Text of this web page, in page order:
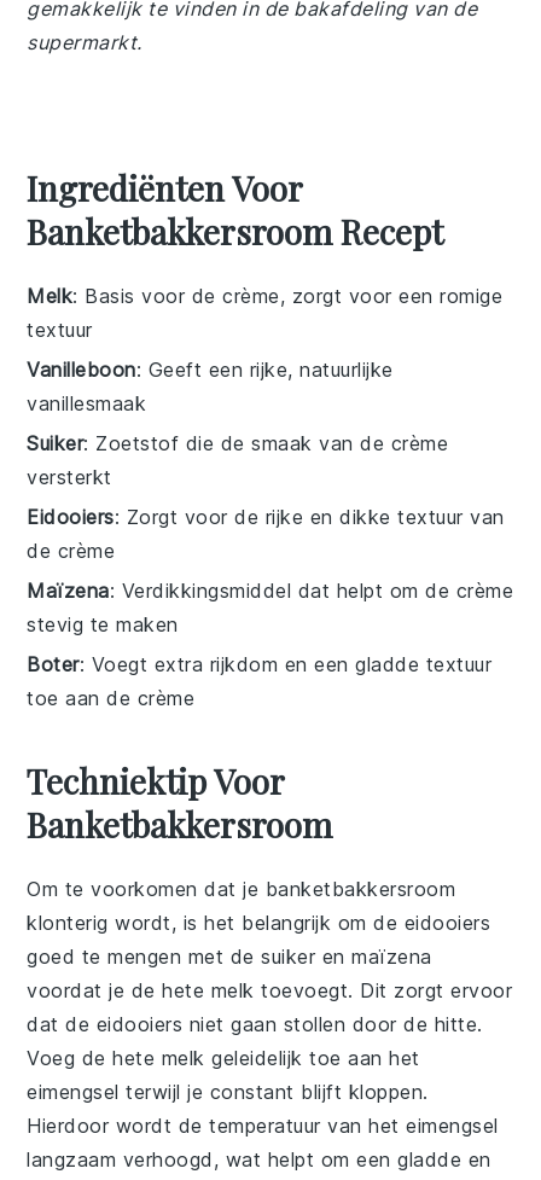
gemakkelijk te vinden in de bakafdeling van de
supermarkt.
Ingrediënten Voor
Banketbakkersroom Recept
Melk: Basis voor de crème, zorgt voor een romige
textuur
Vanilleboon: Geeft een rijke, natuurlijke
vanillesmaak
Suiker: Zoetstof die de smaak van de crème
versterkt
Eidooiers: Zorgt voor de rijke en dikke textuur van
de crème
Maïzena: Verdikkingsmiddel dat helpt om de crème
stevig te maken
Boter: Voegt extra rijkdom en een gladde textuur
toe aan de crème
Techniektip Voor
Banketbakkersroom
Om te voorkomen dat je banketbakkersroom
klonterig wordt, is het belangrijk om de eidooiers
goed te mengen met desuiker enmaïzena
voordat je de hete melk toevoegt. Dit zorgt ervoor
dat de eidooiers niet gaan stollen door de hitte.
Voeg de hete melk geleidelijk toe aan het
eimengsel terwijl je constant blijft kloppen.
Hierdoor wordt de temperatuur van heteimengsel
langzaam verhoogd, wat helpt om een gladde en